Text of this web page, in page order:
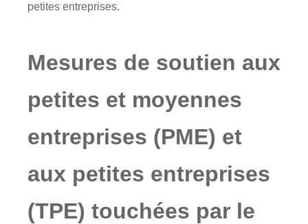
petites entreprises.
Mesures de soutien aux
petites et moyennes
entreprises (PME) et
aux petites entreprises
(TPE) touchées par le